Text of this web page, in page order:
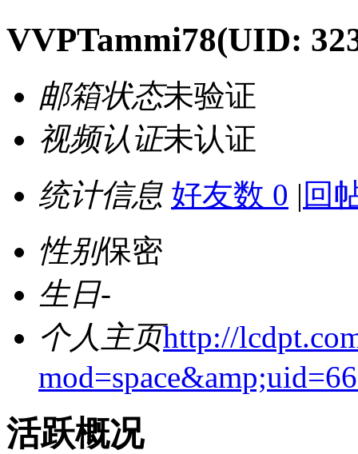
VVPTammi78(UID:
邮箱状态未验证
视频认证未认证
统计信息 好友数 0 | 回
性别保密
生日-
个人主页http://
活跃概况